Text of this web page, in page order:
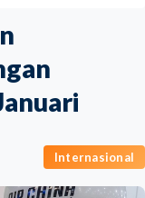
Internasional